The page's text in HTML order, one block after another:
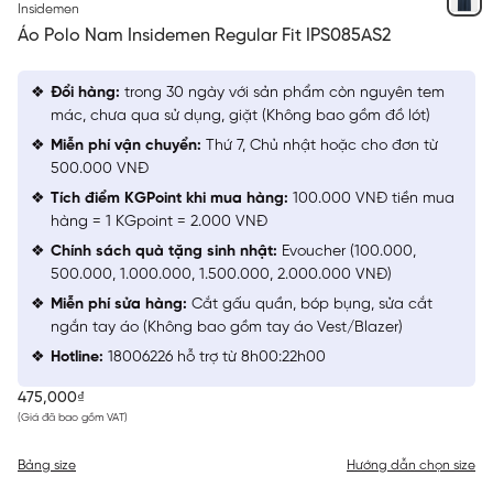
Insidemen
Áo Polo Nam Insidemen Regular Fit IPS085AS2
475,000₫
(Giá đã bao gồm VAT)
Bảng size Hướng dẫn chọn size
Đổi hàng: trong 30 ngày với sản phẩm còn nguyên tem
mác, chưa qua sử dụng, giặt (Không bao gồm đồ lót)
Miễn phí vận chuyển: Thứ 7, Chủ nhật hoặc cho đơn từ
500.000 VNĐ
Tích điểm KGPoint khi mua hàng: 100.000 VNĐ tiền mua
hàng = 1 KGpoint = 2.000 VNĐ
Chính sách quà tặng sinh nhật: Evoucher (100.000,
500.000, 1.000.000, 1.500.000, 2.000.000 VNĐ)
Miễn phí sửa hàng: Cắt gấu quần, bóp bụng, sửa cắt
ngắn tay áo (Không bao gồm tay áo Vest/Blazer)
Hotline: 18006226 hỗ trợ từ 8h00:22h00